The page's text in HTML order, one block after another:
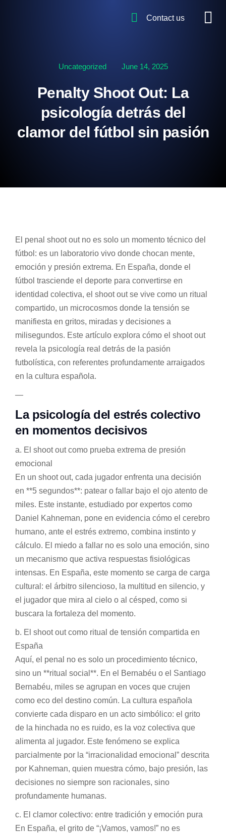
Contact us
Uncategorized June 14, 2025
Penalty Shoot Out: La
psicología detrás del
clamor del fútbol sin pasión
El penal shoot out no es solo un momento técnico del
fútbol: es un laboratorio vivo donde chocan mente,
emoción y presión extrema. En España, donde el
fútbol trasciende el deporte para convertirse en
identidad colectiva, el shoot out se vive como un ritual
compartido, un microcosmos donde la tensión se
manifiesta en gritos, miradas y decisiones a
milisegundos. Este artículo explora cómo el shoot out
revela la psicología real detrás de la pasión
futbolística, con referentes profundamente arraigados
en la cultura española.
—
La psicología del estrés colectivo
en momentos decisivos
a. El shoot out como prueba extrema de presión
emocional
En un shoot out, cada jugador enfrenta una decisión
en **5 segundos**: patear o fallar bajo el ojo atento de
miles. Este instante, estudiado por expertos como
Daniel Kahneman, pone en evidencia cómo el cerebro
humano, ante el estrés extremo, combina instinto y
cálculo. El miedo a fallar no es solo una emoción, sino
un mecanismo que activa respuestas fisiológicas
intensas. En España, este momento se carga de carga
cultural: el árbitro silencioso, la multitud en silencio, y
el jugador que mira al cielo o al césped, como si
buscara la fortaleza del momento.
b. El shoot out como ritual de tensión compartida en
España
Aquí, el penal no es solo un procedimiento técnico,
sino un **ritual social**. En el Bernabéu o el Santiago
Bernabéu, miles se agrupan en voces que crujen
como eco del destino común. La cultura española
convierte cada disparo en un acto simbólico: el grito
de la hinchada no es ruido, es la voz colectiva que
alimenta al jugador. Este fenómeno se explica
parcialmente por la “irracionalidad emocional” descrita
por Kahneman, quien muestra cómo, bajo presión, las
decisiones no siempre son racionales, sino
profundamente humanas.
c. El clamor colectivo: entre tradición y emoción pura
En España, el grito de “¡Vamos, vamos!” no es